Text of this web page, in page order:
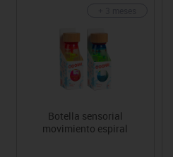
Botella sensorial
movimiento espiral